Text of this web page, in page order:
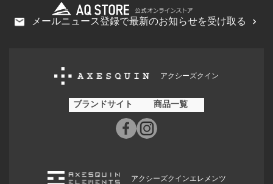
メールニュース登録で最新のお知らせを受け取る
アクシーズクイン
ブランドサイト 商品一覧
アクシーズクインエレメンツ